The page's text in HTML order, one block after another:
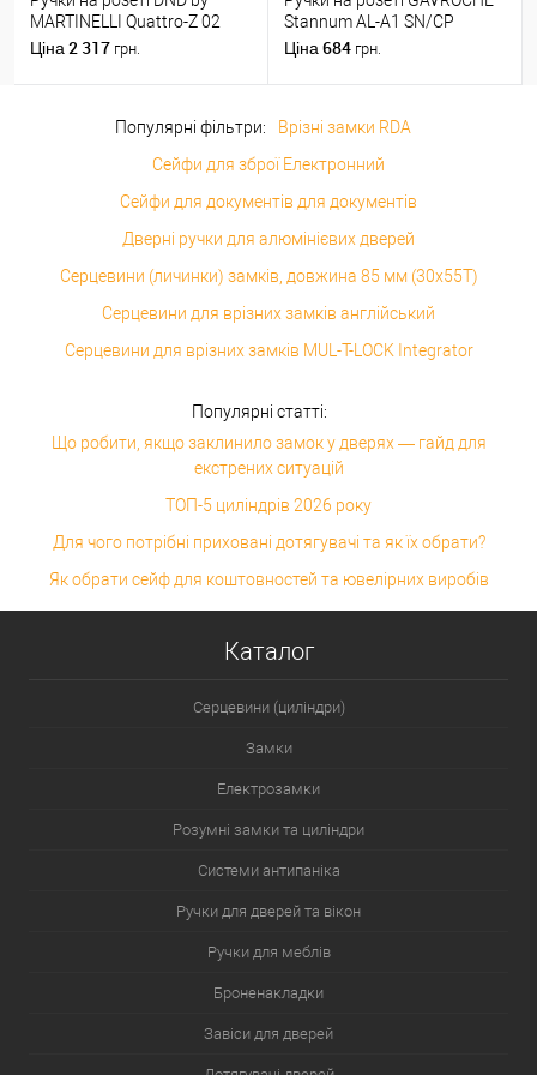
MARTINELLI Quattro-Z 02
ZNE чорний
Ціна 2 317 грн.
Stannum AL-A1 SN/CP
нікель/хром
Ціна 684 грн.
Популярні фільтри:
Врізні замки RDA
Сейфи для зброї Електронний
Сейфи для документів для документів
Дверні ручки для алюмінієвих дверей
Серцевини (личинки) замків, довжина 85 мм (30x55T)
Серцевини для врізних замків англійський
Серцевини для врізних замків MUL-T-LOCK Integrator
Популярні статті:
Що робити, якщо заклинило замок у дверях — гайд для
екстрених ситуацій
ТОП-5 циліндрів 2026 року
Для чого потрібні приховані дотягувачі та як їх обрати?
Як обрати сейф для коштовностей та ювелірних виробів
Каталог
Серцевини (циліндри)
Замки
Електрозамки
Розумні замки та циліндри
Системи антипаніка
Ручки для дверей та вікон
Ручки для меблів
Броненакладки
Завіси для дверей